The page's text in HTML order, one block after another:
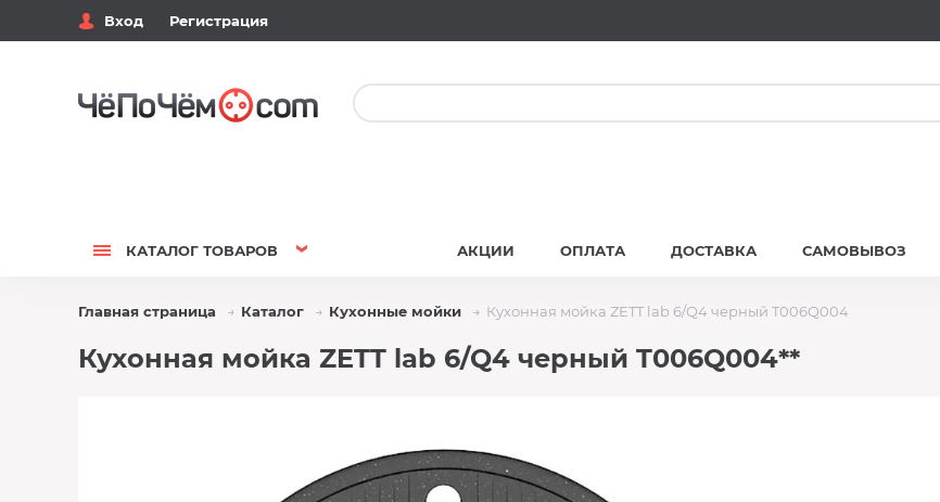
Вход Регистрация
КАТАЛОГ ТОВАРОВ АКЦИИ ОПЛАТА ДОСТАВКА САМОВЫВОЗ
Главная страница Каталог Кухонные мойки Кухонная мойка ZETT lab 6/Q4 черный T006Q004
Кухонная мойка ZETT lab 6/Q4 черный T006Q004**